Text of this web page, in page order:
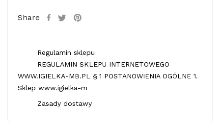
Share
Regulamin sklepu
REGULAMIN SKLEPU INTERNETOWEGO
WWW.IGIELKA-MB.PL § 1 POSTANOWIENIA OGÓLNE 1.
Sklep www.igielka-m
Zasady dostawy